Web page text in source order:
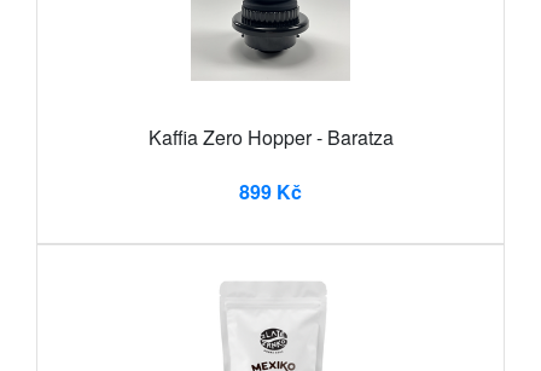
Kaffia Zero Hopper - Baratza
899 Kč